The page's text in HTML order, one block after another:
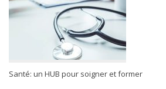
Santé: un HUB pour soigner et former